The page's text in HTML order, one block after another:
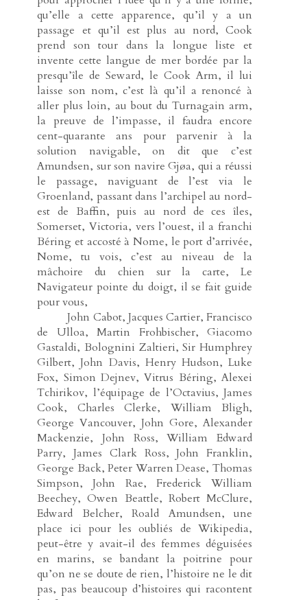
qu’elle a cette apparence, qu’il y a un
passage et qu’il est plus au nord, Cook
prend son tour dans la longue liste et
invente cette langue de mer bordée par la
presqu’île de Seward, le Cook Arm, il lui
laisse son nom, c’est là qu’il a renoncé à
aller plus loin, au bout du Turnagain arm,
la preuve de l’impasse, il faudra encore
cent-quarante ans pour parvenir à la
solution navigable, on dit que c’est
Amundsen, sur son navire Gjøa, qui a réussi
le passage, naviguant de l’est via le
Groenland, passant dans l’archipel au nord-
est de Baffin, puis au nord de ces îles,
Somerset, Victoria, vers l’ouest, il a franchi
Béring et accosté à Nome, le port d’arrivée,
Nome, tu vois, c’est au niveau de la
mâchoire du chien sur la carte, Le
Navigateur pointe du doigt, il se fait guide
pour vous,
John Cabot, Jacques Cartier, Francisco
de Ulloa, Martin Frohbischer, Giacomo
Gastaldi, Bolognini Zaltieri, Sir Humphrey
Gilbert, John Davis, Henry Hudson, Luke
Fox, Simon Dejnev, Vitrus Béring, Alexei
Tchirikov, l’équipage de l’Octavius, James
Cook, Charles Clerke, William Bligh,
George Vancouver, John Gore, Alexander
Mackenzie, John Ross, William Edward
Parry, James Clark Ross, John Franklin,
George Back, Peter Warren Dease, Thomas
Simpson, John Rae, Frederick William
Beechey, Owen Beattle, Robert McClure,
Edward Belcher, Roald Amundsen, une
place ici pour les oubliés de Wikipedia,
peut-être y avait-il des femmes déguisées
en marins, se bandant la poitrine pour
qu’on ne se doute de rien, l’histoire ne le dit
pas, pas beaucoup d’histoires qui racontent